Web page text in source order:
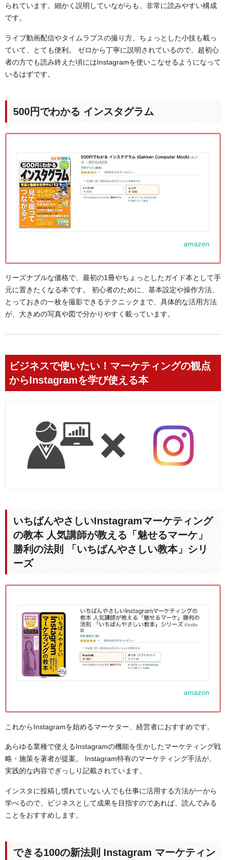
られています。細かく説明していながらも、非常に読みやすい構成
です。
ライブ動画配信やタイムラプスの撮り方、ちょっとした小技も載っ
ていて、とても便利。 ゼロから丁寧に説明されているので、超初心
者の方でも読み終えた頃にはInstagramを使いこなせるようになって
いるはずです。
500円でわかる インスタグラム
amazon
リーズナブルな価格で、最初の1冊やちょっとしたガイド本として手
元に置きたくなる本です。 初心者のために、基本設定や操作方法、
とっておきの一枚を撮影できるテクニックまで、具体的な活用方法
が、大きめの写真や図で分かりやすく載っています。
ビジネスで使いたい！マーケティングの観点
からInstagramを学び使える本
いちばんやさしいInstagramマーケティング
の教本 人気講師が教える「魅せるマーケ」
勝利の法則 「いちばんやさしい教本」シリ
ーズ
amazon
これからInstagramを始めるマーケター、経営者におすすめです。
あらゆる業種で使えるInstagramの機能を生かしたマーケティング戦
略・施策を著者が提案。 Instagram特有のマーケティング手法が、
実践的な内容でぎっしり記載されています。
インスタに投稿し慣れていない人でも仕事に活用する方法が一から
学べるので、ビジネスとして成果を目指すのであれば、読んでみる
ことをおすすめします。
できる100の新法則 Instagram マーケティン